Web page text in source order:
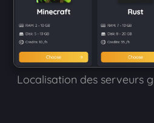
Localisation des serveurs